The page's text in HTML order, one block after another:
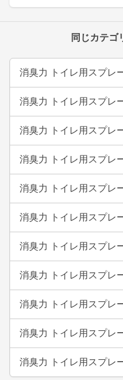
同じカテゴ
消臭力 トイレ用スプレ
消臭力 トイレ用スプレ
消臭力 トイレ用スプレ
消臭力 トイレ用スプレ
消臭力 トイレ用スプレ
消臭力 トイレ用スプレ
消臭力 トイレ用スプレ
消臭力 トイレ用スプレ
消臭力 トイレ用スプレ
消臭力 トイレ用スプレ
消臭力 トイレ用スプレ